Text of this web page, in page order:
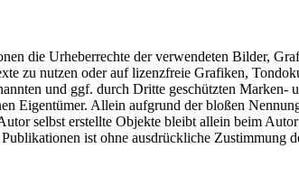
die Urheberrechte der verwendeten Bilder,
zu nutzen oder auf lizenzfreie Grafiken,
und ggf. durch Dritte geschützten
Eigentümer. Allein aufgrund der bloßen
selbst erstellte Objekte bleibt allein beim
ist ohne ausdrückliche Zustimmung